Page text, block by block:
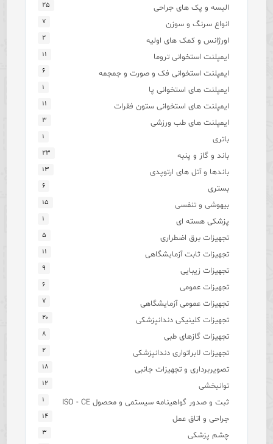
البسه و پک های جراحی ۲۵
انواع سرنگ و سوزن ۷
اورژانس و کمک های اولیه ۲
ایمپلنت استخوانی تروما ۱۱
ایمپلنت استخوانی فک و صورت و جمجمه ۶
ایمپلنت های استخوانی پا ۱
ایمپلنت های استخوانی ستون فقرات ۱۱
ایمپلنت های طب ورزشی ۳
باتری ۱
باند و گاز و پنبه ۲۳
باندها و آتل های ارتوپدی ۱۳
بستری ۶
بیهوشی و تنفسی ۱۵
پزشکی هسته ای ۱
تجهیزات برق اضطراری ۵
تجهیزات ثابت آزمایشگاهی ۱۱
تجهیزات زیبایی ۹
تجهیزات عمومی ۶
تجهیزات عمومی آزمایشگاهی ۷
تجهیزات کلینیکی دندانپزشکی ۲۰
تجهیزات گازهای طبی ۸
تجهیزات لابراتواری دندانپزشکی ۲
تصویربرداری و تجهیزات جانبی ۱۸
توانبخشی ۱۲
ثبت و صدور گواهینامه سیستمی و محصول ISO - CE ۱
جراحی و اتاق عمل ۱۴
چشم پزشکی ۳